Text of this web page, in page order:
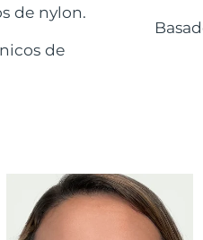
de nylon.
de
10/8/26
Entrega prevista8/8/26